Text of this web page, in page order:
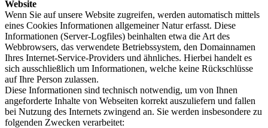
Website
Wenn Sie auf unsere Website zugreifen, werden automatisch mittels
eines Cookies Informationen allgemeiner Natur erfasst. Diese
Informationen (Server-Logfiles) beinhalten etwa die Art des
Webbrowsers, das verwendete Betriebssystem, den Domainnamen
Ihres Internet-Service-Providers und ähnliches. Hierbei handelt es
sich ausschließlich um Informationen, welche keine Rückschlüsse
auf Ihre Person zulassen.
Diese Informationen sind technisch notwendig, um von Ihnen
angeforderte Inhalte von Webseiten korrekt auszuliefern und fallen
bei Nutzung des Internets zwingend an. Sie werden insbesondere zu
folgenden Zwecken verarbeitet: